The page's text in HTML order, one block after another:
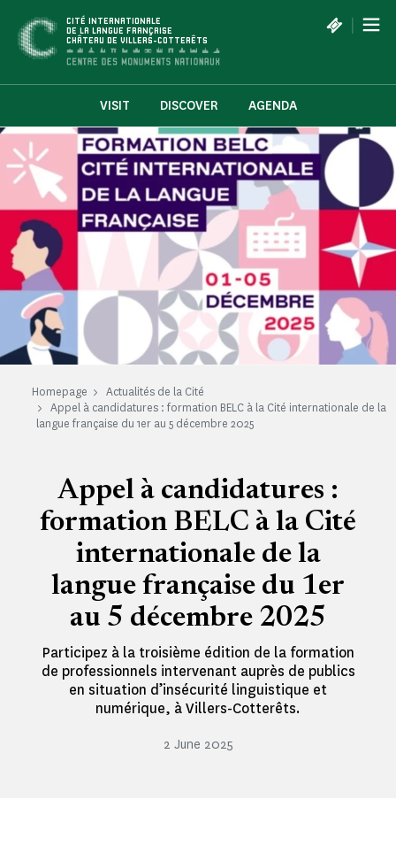
CITÉ INTERNATIONALE
DE LA LANGUE FRANÇAISE
CHÂTEAU DE VILLERS-COTTERÊTS
|
VISIT DISCOVER AGENDA
Homepage
Actualités de la Cité
Appel à candidatures : formation BELC à la Cité internationale de la
langue française du 1er au 5 décembre 2025
Appel à candidatures :
formation BELC à la Cité
internationale de la
langue française du 1er
au 5 décembre 2025
Participez à la troisième édition de la formation
de professionnels intervenant auprès de publics
en situation d’insécurité linguistique et
numérique, à Villers-Cotterêts.
2 June 2025